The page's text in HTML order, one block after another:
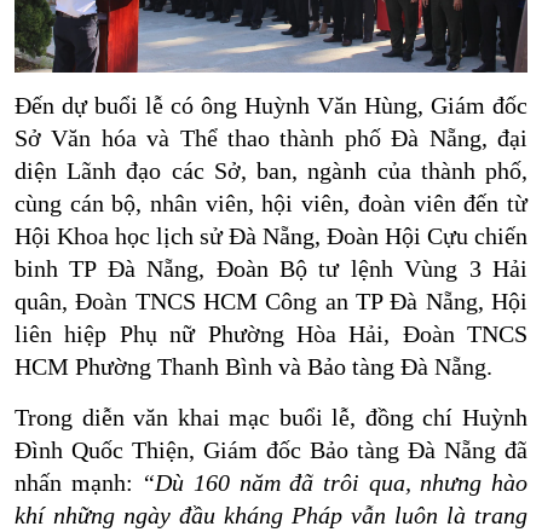
Đến dự buổi lễ có ông Huỳnh Văn Hùng, Giám đốc
Sở Văn hóa và Thể thao thành phố Đà Nẵng, đại
diện Lãnh đạo các Sở, ban, ngành của thành phố,
cùng cán bộ, nhân viên, hội viên, đoàn viên đến từ
Hội Khoa học lịch sử Đà Nẵng, Đoàn Hội Cựu chiến
binh TP Đà Nẵng, Đoàn Bộ tư lệnh Vùng 3 Hải
quân, Đoàn TNCS HCM Công an TP Đà Nẵng, Hội
liên hiệp Phụ nữ Phường Hòa Hải, Đoàn TNCS
HCM Phường Thanh Bình và Bảo tàng Đà Nẵng.
Trong diễn văn khai mạc buổi lễ, đồng chí Huỳnh
Đình Quốc Thiện, Giám đốc Bảo tàng Đà Nẵng đã
nhấn mạnh: “Dù 160 năm đã trôi qua, nhưng hào
khí những ngày đầu kháng Pháp vẫn luôn là trang